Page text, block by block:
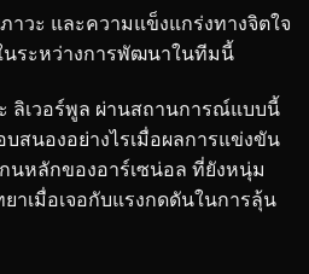
าวะ และความแข็งแกร่งทางจิตใจ
ระหว่างการพัฒนาในทีมนี้
ลิเวอร์พูล ผ่านสถานการณ์แบบนี้
สนองอย่างไรเมื่อผลการแข่งขัน
นหลักของอาร์เซน่อล ที่ยังหนุ่ม
าเมื่อเจอกับแรงกดดันในการลุ้น